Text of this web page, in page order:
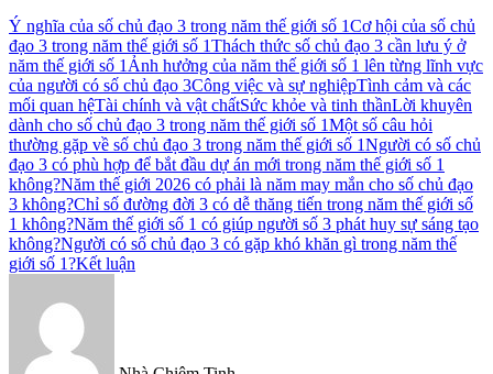
Ý nghĩa của số chủ đạo 3 trong năm thế giới số 1Cơ hội của số chủ
đạo 3 trong năm thế giới số 1Thách thức số chủ đạo 3 cần lưu ý ở
năm thế giới số 1 Ảnh hưởng của năm thế giới số 1 lên từng lĩnh vực
của người có số chủ đạo 3Công việc và sự nghiệpTình cảm và các
mối quan hệTài chính và vật chấtSức khỏe và tinh thầnLời khuyên
dành cho số chủ đạo 3 trong năm thế giới số 1Một số câu hỏi
thường gặp về số chủ đạo 3 trong năm thế giới số 1Người có số chủ
đạo 3 có phù hợp để bắt đầu dự án mới trong năm thế giới số 1
không?Năm thế giới 2026 có phải là năm may mắn cho số chủ đạo
3 không?Chỉ số đường đời 3 có dễ thăng tiến trong năm thế giới số
1 không?Năm thế giới số 1 có giúp người số 3 phát huy sự sáng tạo
không?Người có số chủ đạo 3 có gặp khó khăn gì trong năm thế
giới số 1?Kết luận